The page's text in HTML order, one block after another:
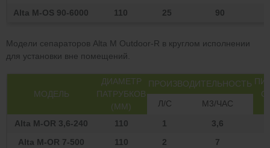
Alta М-OS 90-6000
110 25 90
Модели сепараторов Alta М Outdoor-R в круглом исполнении
для установки вне помещений.
МОДЕЛЬ
ДИАМЕТР
ПАТРУБКОВ
(ММ)
ПРОИЗВОДИТЕЛЬНОСТЬ
Л/С М3/ЧАС
Alta М-OR 3,6-240 110 1 3,6
Alta М-OR 7-500
110 2 7